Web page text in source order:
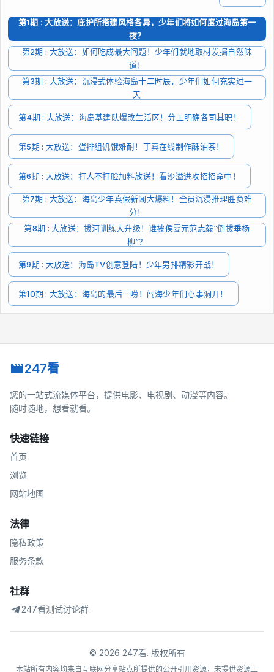
第1期 : 大放送：庇护所搭建风格各异，少年们将如何度过海岛第一
夜？
第2期 : 大放送：如何吃成最大问题！少年们就地取材发掘自然味
道！
第3期 : 大放送：沉浸式体验海岛十二时辰，少年们如何充实过一
天
第4期 : 大放送：海岛基建队爆改生活区！分工明确各司其职！
第5期 : 大放送：疍排组饥饿难耐！丁真在线制作酥油茶！
第6期 : 大放送：打人不打脸加料放送！看沙溢进攻招招命中！
第7期 : 大放送：海岛少年真假新闻大爆料！全员沉浸推理胜负难
分！
第8期 : 大放送：拔河训练大升级！谁被侯雯元范志毅“倒拔垂杨
柳”？
第9期 : 大放送：海岛TV创意登陆！少年男排精彩开战！
第10期 : 大放送：海岛的最后一唠！闯海少年们心事洞开！
247看
您的一站式流媒体平台，提供电影、电视剧、动漫等内容。
随时随地，想看就看。
快速链接
首页
浏览
网站地图
法律
隐私政策
服务条款
社群
247看测试讨论群
© 2026 247看. 版权所有
本站所有内容均来自互联网分享站点所提供的公开引用资源，未提供资源上